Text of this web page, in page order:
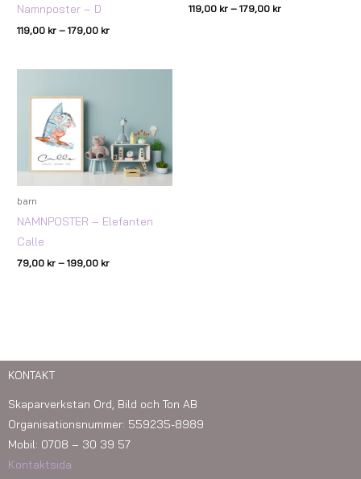
Namnposter – D
119,00 kr – 179,00 kr
119,00 kr – 179,00 kr
barn
NAMNPOSTER – Elefanten
Calle
79,00 kr – 199,00 kr
KONTAKT
Skaparverkstan Ord, Bild och Ton AB
Organisationsnummer: 559235-8989
Mobil: 0708 – 30 39 57
Kontaktsida